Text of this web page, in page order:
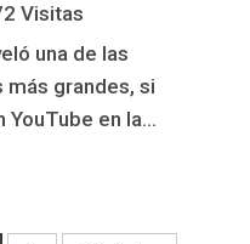
Visitas
una de las
grandes, si
en la...